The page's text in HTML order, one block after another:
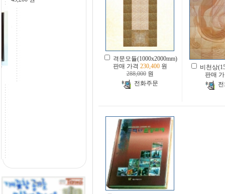
격문모듈(1000x2000mm)
판매 가격 230,400원
288,000원
전화주문
비천상
판매